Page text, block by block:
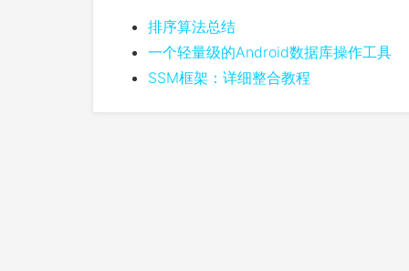
排序算法总结
一个轻量级的Android数据库操作工具
SSM框架：详细整合教程